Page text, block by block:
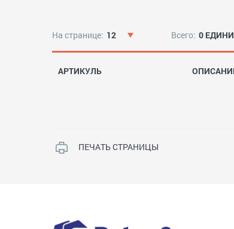
На странице: 12 Всего: 0
АРТИКУЛЬ
ПЕЧАТЬ СТРАНИЦЫ